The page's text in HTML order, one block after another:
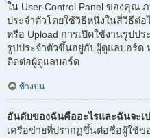
ใน User Control Panel ของคุณ
ประจำตัวโดยใช้วิธีหนึ่งในสี่วิธีต่อ
หรือ Upload การเปิดใช้งานรูปป
รูปประจำตัวขึ้นอยู่กับผู้ดูแลบอร์ด
ติดต่อผู้ดูแลบอร์ด
ข้างบน
อันดับของฉันคืออะไรและฉันจะเ
เครือข่ายที่ปรากฏขึ้นต่อชื่อผู้ใช้